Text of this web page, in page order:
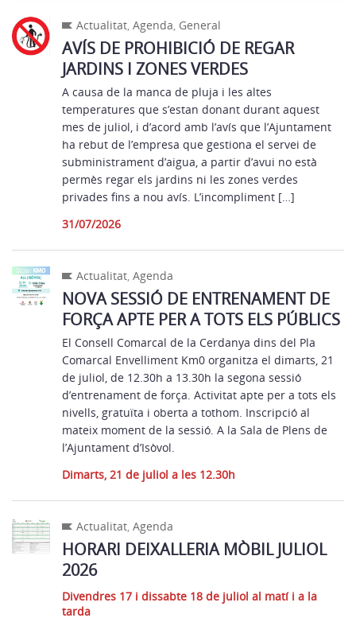
Actualitat,Agenda, General
AVÍS DE PROHIBICIÓ DE REGAR
JARDINS I ZONES VERDES
A causa de la manca de pluja i les altes
temperatures que s’estan donant durant aquest
mes de juliol, i d’acord amb l’avís que l’Ajuntament
ha rebut de l’empresa que gestiona el servei de
subministrament d’aigua, a partir d’avui no està
permès regar els jardins ni les zones verdes
privades fins a nou avís. L’incompliment […]
31/07/2026
Actualitat,Agenda
NOVA SESSIÓ DE ENTRENAMENT DE
FORÇA APTE PER A TOTS ELS PÚBLICS
El Consell Comarcal de la Cerdanya dins del Pla
Comarcal Envelliment Km0 organitza el dimarts, 21
de juliol, de 12.30h a 13.30h la segona sessió
d’entrenament de força. Activitat apte per a tots els
nivells, gratuïta i oberta a tothom. Inscripció al
mateix moment de la sessió. A la Sala de Plens de
l’Ajuntament d’Isòvol.
Dimarts, 21 de juliol a les 12.30h
Actualitat,Agenda
HORARI DEIXALLERIA MÒBIL JULIOL
2026
Divendres 17 i dissabte 18 de juliol al matí i a la
tarda